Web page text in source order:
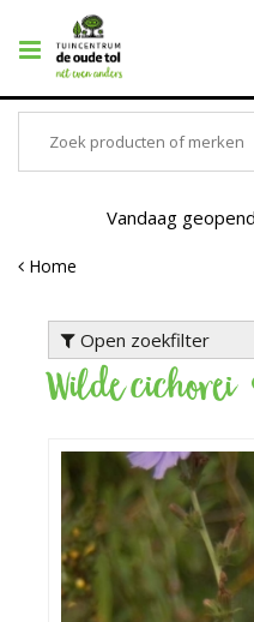
Vandaag
Home
Open zoekfilter
Wilde cichorei